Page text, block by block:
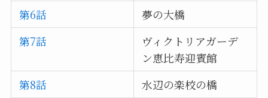
第6話
夢の大橋
第7話
ヴィクトリアガーデ
ン恵比寿迎賓館
第8話
水辺の楽校の橋